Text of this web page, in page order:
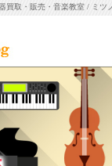
買取・販売・音楽教室 / ミツ